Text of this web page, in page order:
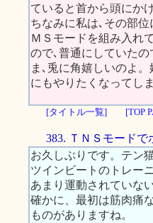
ていると首から頭にか
ちなみに私は､その部
ＭＳモードを組み入れ
ので､普通にしていた
ま､兎に角嬉しいのよ
にもやりたくなってし
[タイトル一覧] [TOP
383. ＴＮＳモードで
お久しぶりです。テン
ツインビートのトレー
あまり運動されていな
確かに、最初は筋肉痛
ものがありますね。